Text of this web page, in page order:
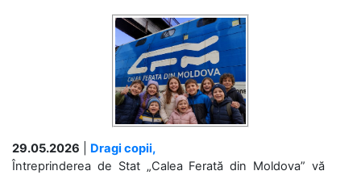
29.05.2026
Dragi copii,
Întreprinderea de Stat „Calea Ferată din Moldova” vă